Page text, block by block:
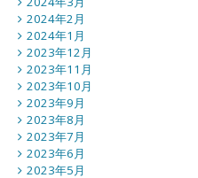
2024年2月
2024年1月
2023年12月
2023年11月
2023年10月
2023年9月
2023年8月
2023年7月
2023年6月
2023年5月